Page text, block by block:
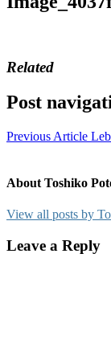
Related
Post
Previous Article
About Toshiko
View all posts by
Leave a Reply